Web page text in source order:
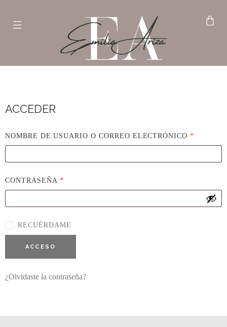
ACCEDER
NOMBRE DE USUARIO O CORREO ELECTRÓNICO*
CONTRASEÑA*
RECUÉRDAME
ACCESO
¿Olvidaste la contraseña?